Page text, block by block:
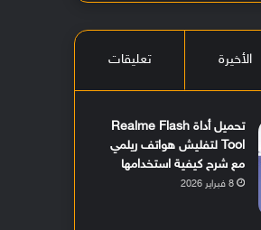
الأخيرة تعليقات
تحميل أداة Realme Flash
Tool لتفليش هواتف ريلمي
مع شرح كيفية استخدامها
8 فبراير 2026